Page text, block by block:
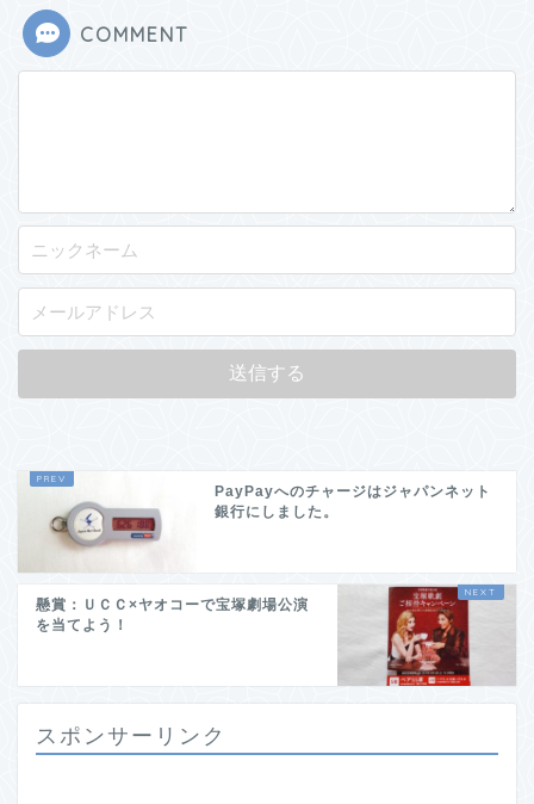
COMMENT
PayPayへのチャージはジャパンネット
銀行にしました。
懸賞：ＵＣＣ×ヤオコーで宝塚劇場公演
を当てよう！
スポンサーリンク